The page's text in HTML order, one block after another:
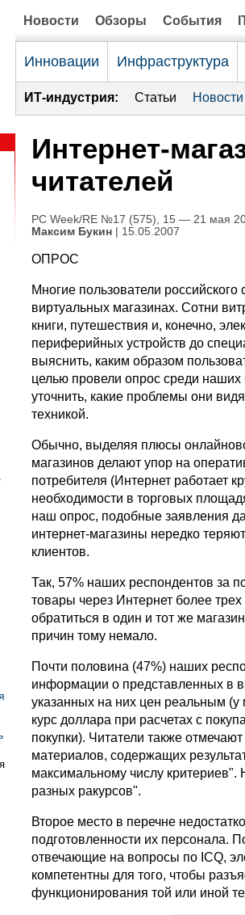
Новости Обзоры События
Инновации Инфраструктура
ИТ-индустрия: Статьи
Интернет-
читателей
PC Week/RE №17 (575), 15 — 21 мая
Максим Букин | 15.05.2007
ОПРОС
Многие пользователи
виртуальных магазинах. Сотни
книги, путешествия и, конечно,
периферийных устройств до
выяснить, каким образом
целью провели опрос среди наших
уточнить, какие проблемы они
техникой.
Обычно, выделяя плюсы
магазинов делают упор на
потребителя (Интернет работает
необходимости в торговых
наш опрос, подобные заявления
интернет-магазины нередко
клиентов.
Так, 57% наших респондентов за
товары через Интернет более
обратиться в один и тот же
причин тому немало.
Почти половина (47%) наших
информации о представленных в
указанных на них цен реальным
курс доллара при расчетах с
покупки). Читатели также
материалов, содержащих
максимальному числу критериев".
разных ракурсов".
Второе место в перечне
подготовленности их персонала.
отвечающие на вопросы по ICQ,
компетентны для того, чтобы
функционирования той или иной